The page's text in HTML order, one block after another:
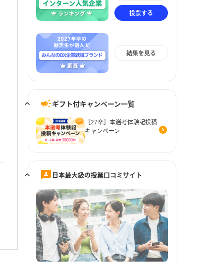
投票する
結果を見る
ギフト付キャンペーン一覧
［27卒］本選考体験記投稿
キャンペーン
日本最大級の授業口コミサイト